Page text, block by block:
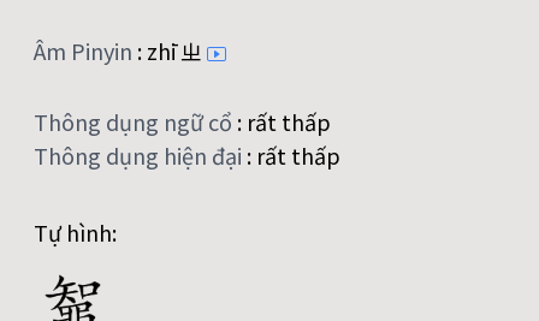
Âm Pinyin :zhī ㄓ
Thông dụng ngữ cổ : rất thấp
Thông dụng hiện đại : rất thấp
Tự hình: